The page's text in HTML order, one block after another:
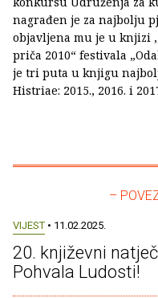
nagrađen je za najbolju
objavljena mu je u knjizi
priča 2010“ festivala
je tri puta u knjigu
Histriae: 2015., 2016. i
–
VIJEST • 11.02.2025.
20. književni
Pohvala Ludosti!